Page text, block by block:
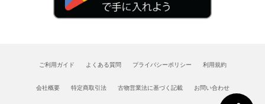
ご利用ガイド よくある質問 プライバシーポリシー 利用規約
会社概要 特定商取引法 古物営業法に基づく記載 お問い合わせ